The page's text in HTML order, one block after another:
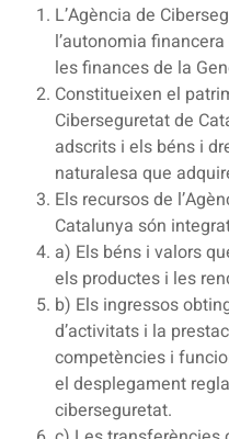
L’Agència de
l’autonomia
les finances de la
Constitueixen el
Ciberseguretat de
adscrits i els béns i
naturalesa que
Els recursos de
Catalunya són
a) Els béns i valors
els productes i les
b) Els ingressos
d’activitats i la
competències i
el desplegament
ciberseguretat.